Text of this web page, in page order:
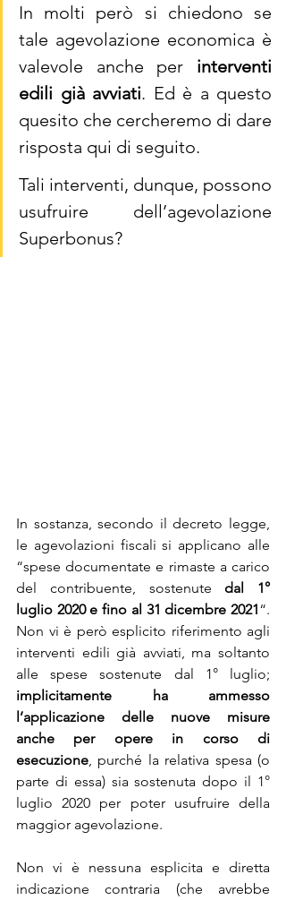
In molti però si chiedono se
tale agevolazione economica è
valevole anche per interventi
edili già avviati. Ed è a questo
quesito che cercheremo di dare
risposta qui di seguito.
Tali interventi, dunque, possono
usufruire dell’agevolazione
Superbonus?
In sostanza, secondo il decreto legge,
le agevolazioni fiscali si applicano alle
“spese documentate e rimaste a carico
del contribuente, sostenute dal 1°
luglio 2020 e fino al 31 dicembre 2021“.
Non vi è però esplicito riferimento agli
interventi edili già avviati, ma soltanto
implicitamente ha ammesso
l’applicazione delle nuove misure
anche per opere in corso di
esecuzione , purché la relativa spesa (o
parte di essa) sia sostenuta dopo il 1°
luglio 2020 per poter usufruire della
maggior agevolazione.
Non vi è nessuna esplicita e diretta
indicazione contraria (che avrebbe